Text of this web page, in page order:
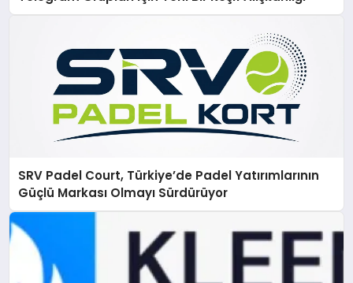
SRV Padel Court, Türkiye’de Padel Yatırımlarının
Güçlü Markası Olmayı Sürdürüyor